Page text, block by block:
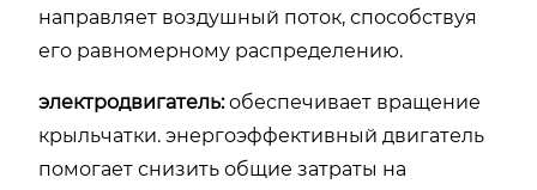
направляет воздушный поток, способствуя
его равномерному распределению.
электродвигатель:обеспечивает вращение
крыльчатки. энергоэффективный двигатель
помогает снизить общие затраты на